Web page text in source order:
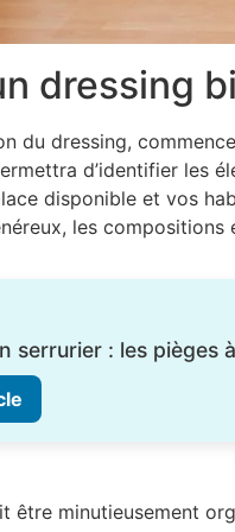
dressing
du dressing,
d’identifier les
disponible et vos
les
serrurier : les pièges
être minutieusement